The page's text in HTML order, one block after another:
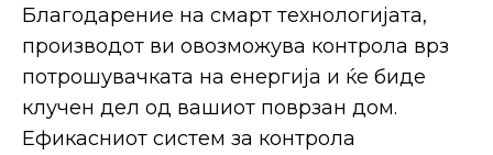
Благодарение на смарт технологијата,
производот ви овозможува контрола врз
потрошувачката на енергија и ќе биде
клучен дел од вашиот поврзан дом.
Ефикасниот систем за контрола